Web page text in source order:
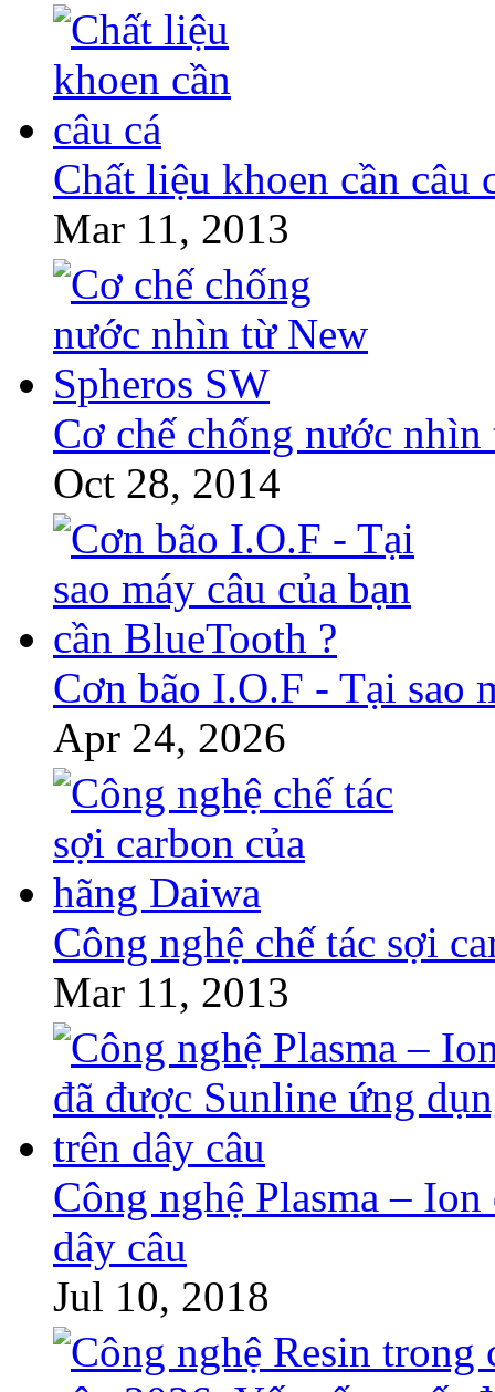
Chất liệu khoen cần câu
Mar 11, 2013
Cơ chế chống nước
Oct 28, 2014
Cơn bão I.O.F - Tại sao
Apr 24, 2026
Công nghệ chế tác sợi
Mar 11, 2013
Công nghệ Plasma –
dây câu
Jul 10, 2018